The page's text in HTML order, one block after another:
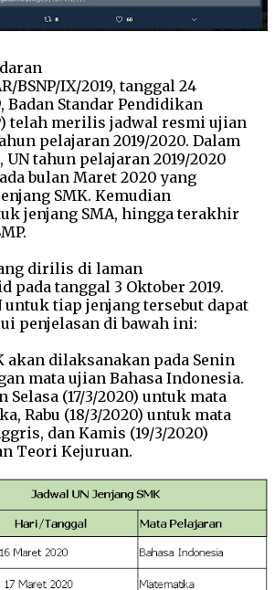
BSNP/IX/2019, tanggal 24
Badan Standar Pendidikan
telah merilis jadwal resmi ujian
pelajaran 2019/2020. Dalam
tahun pelajaran 2019/2020
bulan Maret 2020 yang
SMK. Kemudian
jenjang SMA, hingga terakhir
dirilis di laman
pada tanggal 3 Oktober 2019.
untuk tiap jenjang tersebut dapat
penjelasan di bawah ini:
akan dilaksanakan pada Senin
mata ujian Bahasa Indonesia.
(17/3/2020) untuk mata
Rabu (18/3/2020) untuk mata
dan Kamis (19/3/2020)
Teori Kejuruan.